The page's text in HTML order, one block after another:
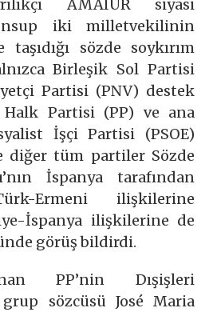
AMAIUR siyasi
iki milletvekilinin
taşıdığı sözde soykırım
Birleşik Sol Partisi
Partisi (PNV) destek
Partisi (PP) ve ana
İşçi Partisi (PSOE)
diğer tüm partiler Sözde
İspanya tarafından
Ermeni ilişkilerine
İspanya ilişkilerine de
görüş bildirdi.
PP’nin Dışişleri
sözcüsü José Maria